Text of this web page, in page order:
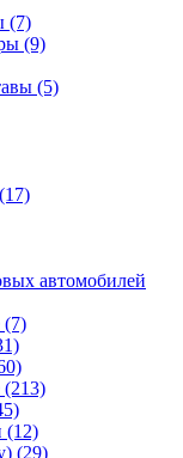
(7)
(9)
(5)
(17)
автомобилей
(7)
(213)
(12)
(29)